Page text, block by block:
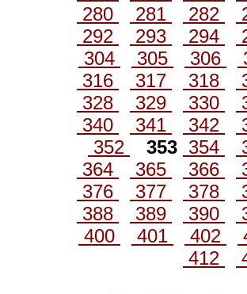
280
281 282
292
293 294
304
305 306
316
317 318
328
329 330
340
341 342
352
353 354
364
365 366
376
377 378
388
389 390
400
401 402
412